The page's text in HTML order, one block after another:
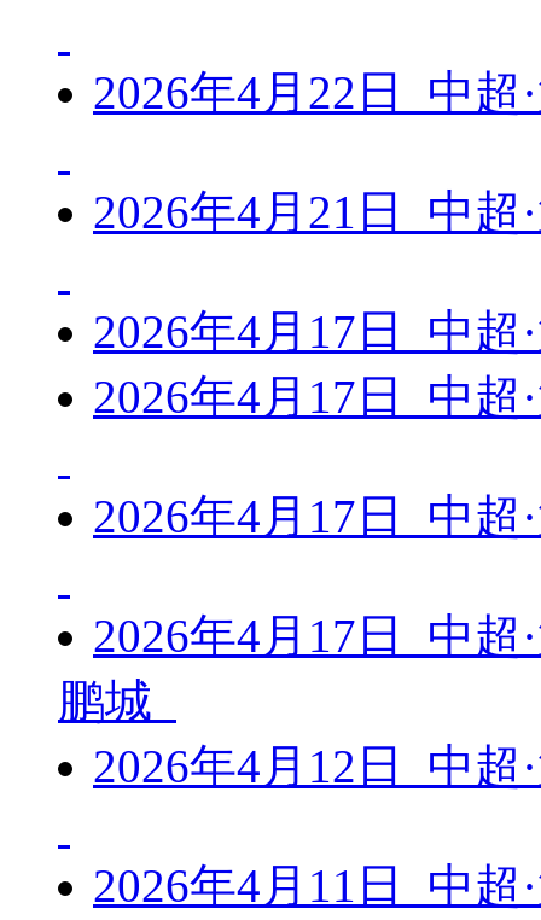
2026年4月22日 中
2026年4月21日 中
2026年4月17日 中
2026年4月17日 中
2026年4月17日 中
2026年4月17日 中
鹏城
2026年4月12日 中
2026年4月11日 中